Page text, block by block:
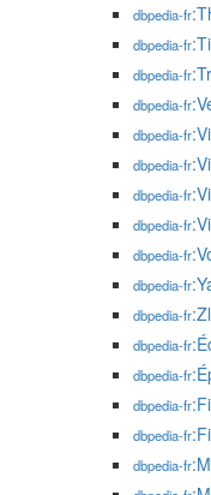
dbpedia-fr
dbpedia-fr
dbpedia-fr
dbpedia-fr
dbpedia-fr
dbpedia-fr
dbpedia-fr
dbpedia-fr
dbpedia-fr
dbpedia-fr
dbpedia-fr
dbpedia-fr
dbpedia-fr
dbpedia-fr
dbpedia-fr
dbpedia-fr